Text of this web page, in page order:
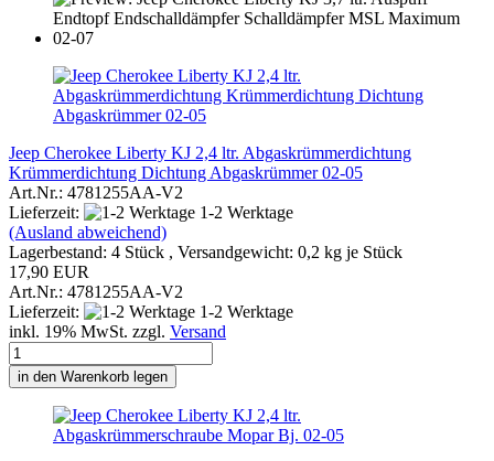
Jeep Cherokee Liberty KJ 2,4 ltr. Abgaskrümmerdichtung
Krümmerdichtung Dichtung Abgaskrümmer 02-05
Art.Nr.: 4781255AA-V2
Lieferzeit:
1-2 Werktage
(Ausland abweichend)
Lagerbestand: 4 Stück , Versandgewicht: 0,2 kg je Stück
17,90 EUR
Art.Nr.: 4781255AA-V2
Lieferzeit:
1-2 Werktage
inkl. 19% MwSt. zzgl. Versand
in den Warenkorb legen